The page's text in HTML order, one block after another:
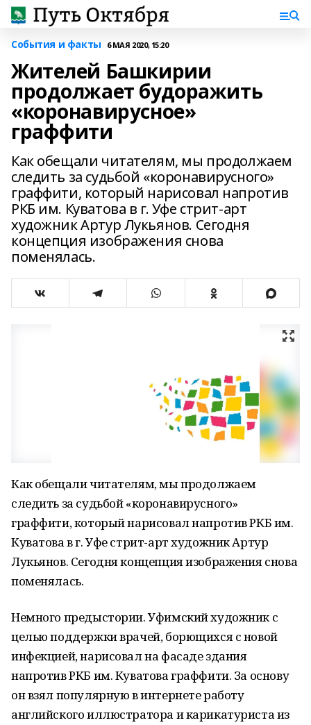
События и факты 6 МАЯ 2020, 15:20
Жителей Башкирии
продолжает будоражить
«коронавирусное»
граффити
Как обещали читателям, мы продолжаем
следить за судьбой «коронавирусного»
граффити, который нарисовал напротив
РКБ им. Куватова в г. Уфе стрит-арт
художник Артур Лукьянов. Сегодня
концепция изображения снова
поменялась.
Как обещали читателям, мы продолжаем
следить за судьбой «коронавирусного»
граффити, который нарисовал напротив РКБ им.
Куватова в г. Уфе стрит-арт художник Артур
Лукьянов. Сегодня концепция изображения снова
поменялась.
Немного предыстории. Уфимский художник с
целью поддержки врачей, борющихся с новой
инфекцией, нарисовал на фасаде здания
напротив РКБ им. Куватова граффити. За основу
он взял популярную в интернете работу
английского иллюстратора и карикатуриста из